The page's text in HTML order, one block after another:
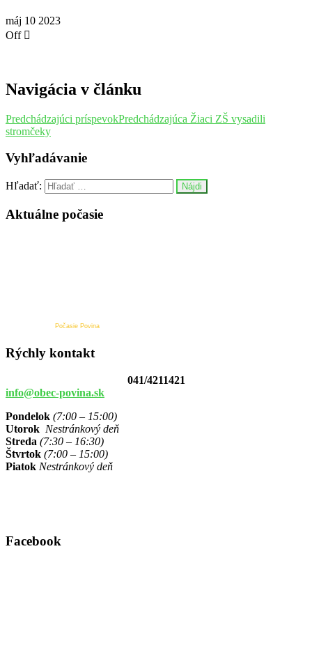
máj 10 2023
Off
Navigácia v článku
Predchádzajúci príspevokPredchádzajúca Žiaci ZŠ vysadili
stromčeky
Vyhľadávanie
Hľadať:
Aktuálne počasie
Počasie Povina
Rýchly kontakt
041/4211421
info@obec-povina.sk
Pondelok (7:00 – 15:00)
Utorok Nestránkový deň
Streda (7:30 – 16:30)
Štvrtok (7:00 – 15:00)
Piatok Nestránkový deň
Facebook